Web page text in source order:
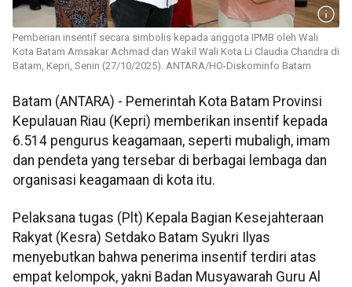
Pemberian insentif secara simbolis kepada anggota IPMB oleh Wali
Kota Batam Amsakar Achmad dan Wakil Wali Kota Li Claudia Chandra di
Batam, Kepri, Senin (27/10/2025). ANTARA/HO-Diskominfo Batam
Batam (ANTARA) - Pemerintah Kota Batam Provinsi
Kepulauan Riau (Kepri) memberikan insentif kepada
6.514 pengurus keagamaan, seperti mubaligh, imam
dan pendeta yang tersebar di berbagai lembaga dan
organisasi keagamaan di kota itu.
Pelaksana tugas (Plt) Kepala Bagian Kesejahteraan
Rakyat (Kesra) Setdako Batam Syukri Ilyas
menyebutkan bahwa penerima insentif terdiri atas
empat kelompok, yakni Badan Musyawarah Guru Al